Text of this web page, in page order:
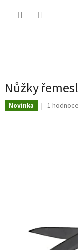
Nůžky
Novinka
Průměrné
1